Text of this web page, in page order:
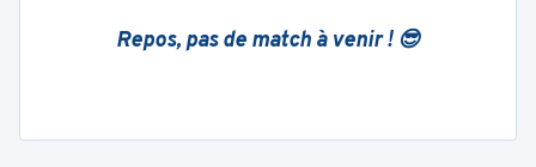
Repos, pas de match à venir ! 😎